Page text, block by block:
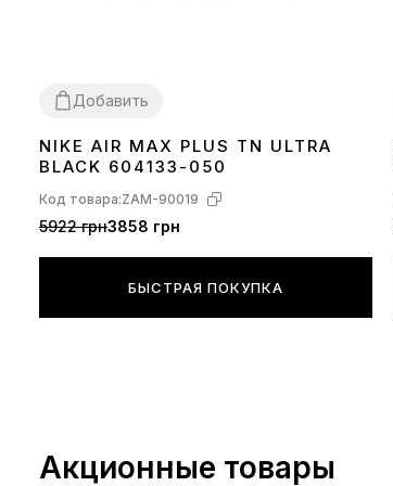
Добавить
3637 38 39 404142 434445
NIKE AIR MAX PLUS TN ULTRA
BLACK 604133-050
Код товара:ZAM-90019
5922 грн3858 грн
БЫСТРАЯ ПОКУПКА
Акционные товары